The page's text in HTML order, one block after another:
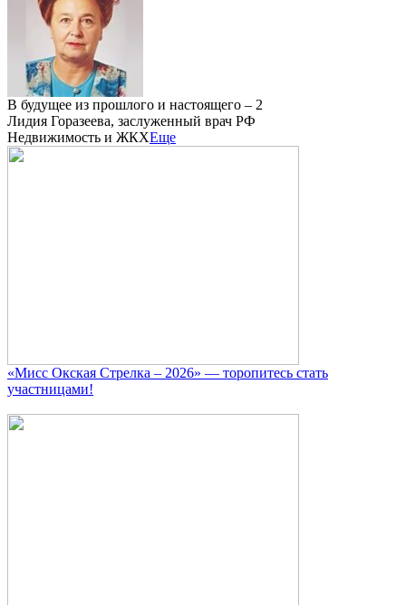
В будущее из прошлого и настоящего – 2
Лидия Горазеева, заслуженный врач РФ
Недвижимость и ЖКХЕще
«Мисс Окская Стрелка – 2026» — торопитесь стать
участницами!